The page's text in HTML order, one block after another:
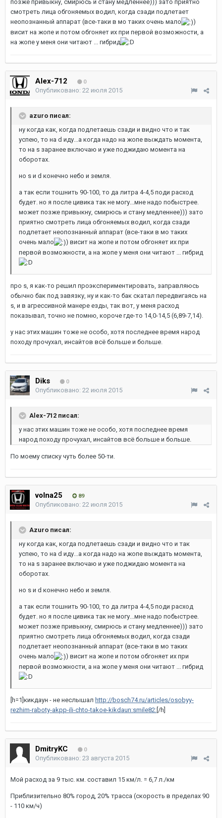
позже привыкну, смирюсь и стану медленнее))) зато приятно
смотреть лица обгоняемых водил, когда сзади подлетает
неопознанный аппарат (все-таки в мо таких очень мало
)
висит на жопе и потом обгоняет их при первой возможности, а
на жопе у меня они читают ... гибрид
Alex-712 0
Опубликовано: 22 июля 2015
azuro писал:
ну когда как, когда подлетаешь сзади и видно что и так
успею, то на d иду...а когда надо на жопе выждать момента,
то на s заранее включаю и уже поджидаю момента на
оборотах.
но s и d конечно небо и земля.
а так если тошнить 90-100, то да литра 4-4,5 поди расход
будет. но я после цивика так не могу...мне надо побыстрее.
может позже привыкну, смирюсь и стану медленнее))) зато
приятно смотреть лица обгоняемых водил, когда сзади
подлетает неопознанный аппарат (все-таки в мо таких
очень мало
) висит на жопе и потом обгоняет их при
первой возможности, а на жопе у меня они читают ... гибрид
про s, я как-то решил проэкспериментировать, заправляюсь
обычно бак под завязку, ну и как-то бак скатал передвигаясь на
s, и в агрессивной манере езды, так вот, у меня расход
показывал, точно не помню, короче где-то 14,0-14,5 (6,89-7,14).
у нас этих машин тоже не особо, хотя последнее время народ
походу прочухал, инсайтов всё больше и больше.
Diks 0
Опубликовано: 22 июля 2015
Alex-712 писал:
у нас этих машин тоже не особо, хотя последнее время
народ походу прочухал, инсайтов всё больше и больше.
По моему списку чуть более 50-ти.
volna25 89
Опубликовано: 22 июля 2015
Azuro писал:
ну когда как, когда подлетаешь сзади и видно что и так
успею, то на d иду...а когда надо на жопе выждать момента,
то на s заранее включаю и уже поджидаю момента на
оборотах.
но s и d конечно небо и земля.
а так если тошнить 90-100, то да литра 4-4,5 поди расход
будет. но я после цивика так не могу...мне надо побыстрее.
может позже привыкну, смирюсь и стану медленнее))) зато
приятно смотреть лица обгоняемых водил, когда сзади
подлетает неопознанный аппарат (все-таки в мо таких
очень мало
) висит на жопе и потом обгоняет их при
первой возможности, а на жопе у меня они читают ... гибрид
[h=1]кикдаун - не неслышал http://bosch74.ru/articles/osobyy-
rezhim-raboty-akpp-ili-chto-takoe-kikdaun:smile82: [/h]
DmitryKC 0
Опубликовано: 23 августа 2015
Мой расход за 9 тыс. км. составил 15 км/л. = 6,7 л./км
Приблизительно 80% город, 20% трасса (скорость в пределах 90
- 110 км/ч)